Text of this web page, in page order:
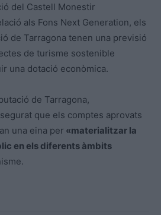
del Castell Monestir
als Fons Next Generation, els
de Tarragona tenen una previsió
de turisme sostenible
una dotació econòmica.
de Tarragona,
que els comptes aprovats
una eina per «materialitzar la
en els diferents àmbits